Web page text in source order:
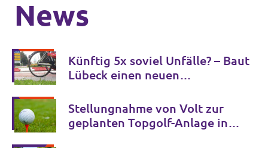
News
Künftig 5x soviel Unfälle? – Baut
Lübeck einen neuen
Stellungnahme von Volt zur
geplanten Topgolf-Anlage in